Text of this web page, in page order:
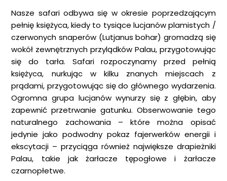
Nasze safari odbywa się w okresie poprzedzającym
pełnię księżyca, kiedy to tysiące lucjanów plamistych /
czerwonych snaperów (Lutjanus bohar) gromadzą się
wokół zewnętrznych przylądków Palau, przygotowując
się do tarła. Safari rozpoczynamy przed pełnią
księżyca, nurkując w kilku znanych miejscach z
prądami, przygotowując się do głównego wydarzenia.
Ogromna grupa lucjanów wynurzy się z głębin, aby
zapewnić przetrwanie gatunku. Obserwowanie tego
naturalnego zachowania – które można opisać
jedynie jako podwodny pokaz fajerwerków energii i
ekscytacji – przyciąga również największe drapieżniki
Palau, takie jak żarłacze tępogłowe i żarłacze
czarnopłetwe.